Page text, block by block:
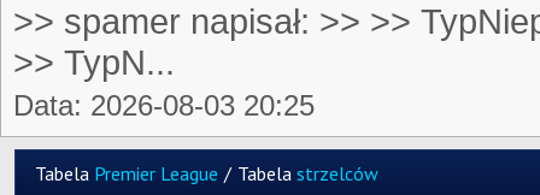
>> spamer napisał: >> >>
>> TypN...
Data: 2026-08-03 20:25
Tabela Premier League / Tabela strzelców